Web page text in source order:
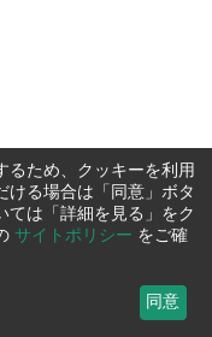
るため、クッキーを利用
ける場合は「同意」ボタ
ては「詳細を見る」をク
サイトポリシー をご確
同意